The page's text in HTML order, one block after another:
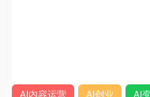
AI内容运营 AI创业 AI